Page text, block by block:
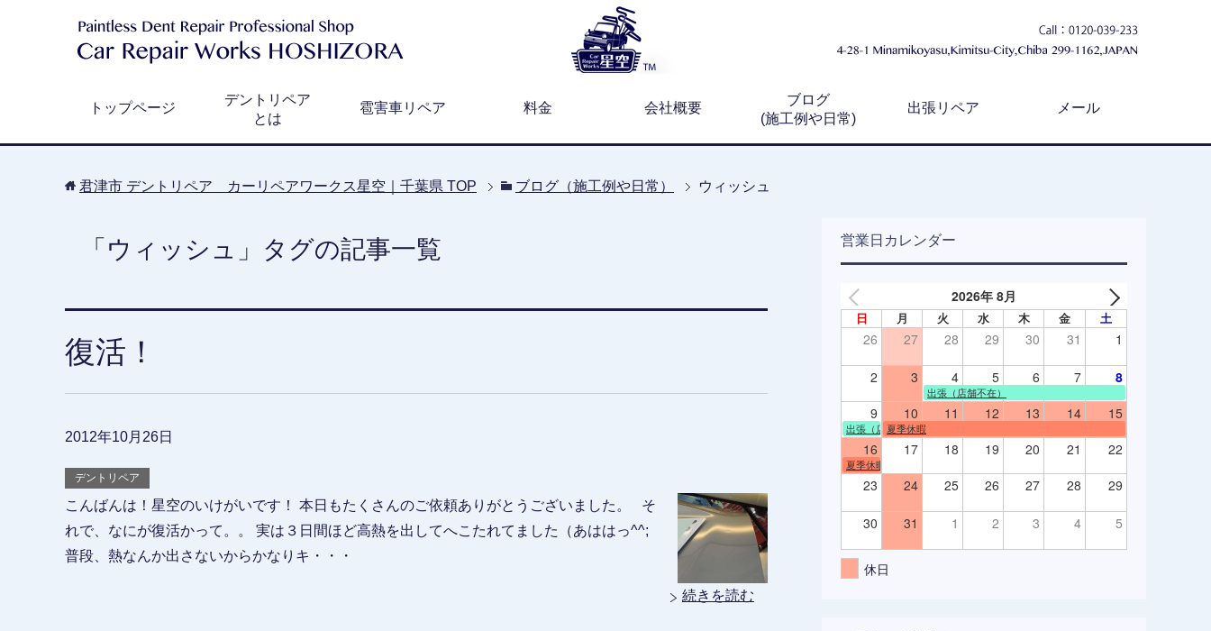
トップページ
デントリペア
とは
雹害車リペア 料金 会社概要
ブログ
(施工例や日常)
出張リペア メール
君津市 デントリペア カーリペアワークス星空｜千葉県 TOP ブログ（施工例や日常） ウィッシュ
「ウィッシュ」タグの記事一覧
復活！
2012年10月26日
デントリペア
こんばんは！星空のいけがいです！ 本日もたくさんのご依頼ありがとうございました。 そ
れで、なにが復活かって。。 実は３日間ほど高熱を出してへこたれてました（あははっ^^;
普段、熱なんか出さないからかなりキ・・・
続きを読む
営業日カレンダー
2026年 8月
日 月 火 水 木 金 土
26 27 28 29 30 31 1
2 3 4 5 6 7 8
出張（店舗不在）
9 10 11 12 13 14 15
出張（店舗不在）
夏季休暇
16 17 18 19 20 21 22
夏季休暇
23 24 25 26 27 28 29
30 31 1 2 3 4 5
休日